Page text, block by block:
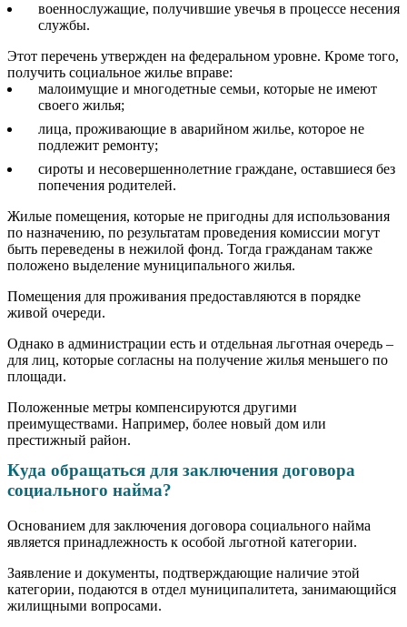
военнослужащие, получившие увечья в процессе несения
службы.
Этот перечень утвержден на федеральном уровне. Кроме того,
получить социальное жилье вправе:
малоимущие и многодетные семьи, которые не имеют
своего жилья;
лица, проживающие в аварийном жилье, которое не
подлежит ремонту;
сироты и несовершеннолетние граждане, оставшиеся без
попечения родителей.
Жилые помещения, которые не пригодны для использования
по назначению, по результатам проведения комиссии могут
быть переведены в нежилой фонд. Тогда гражданам также
положено выделение муниципального жилья.
Помещения для проживания предоставляются в порядке
живой очереди.
Однако в администрации есть и отдельная льготная очередь –
для лиц, которые согласны на получение жилья меньшего по
площади.
Положенные метры компенсируются другими
преимуществами. Например, более новый дом или
престижный район.
Куда обращаться для заключения договора
социального найма?
Основанием для заключения договора социального найма
является принадлежность к особой льготной категории.
Заявление и документы, подтверждающие наличие этой
категории, подаются в отдел муниципалитета, занимающийся
жилищными вопросами.